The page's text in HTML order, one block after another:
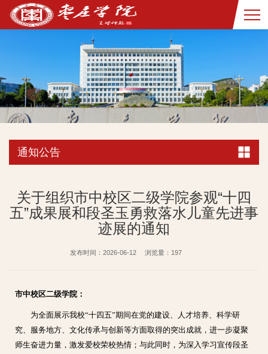
通知公告
关于组织市中校区二级学院参观“十四
五”成果展和段圣玉勇救落水儿童先进事
迹展的通知
发布时间：2026-06-12 浏览量： 197
市中校区二级学院：
为全面展示我校“十四五”期间在党的建设、人才培养、科学研
究、服务地方、文化传承与创新等方面取得的突出成就，进一步凝聚
师生奋进力量，激发爱校荣校热情；与此同时，为深入学习宣传段圣